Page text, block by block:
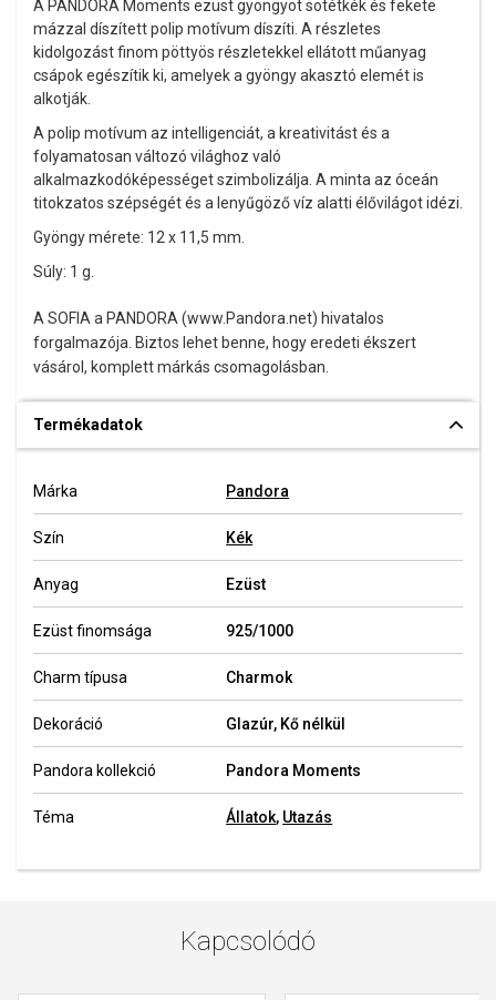
A PANDORA Moments ezüst gyöngyöt sötétkék és fekete
mázzal díszített polip motívum díszíti. A részletes
kidolgozást finom pöttyös részletekkel ellátott műanyag
csápok egészítik ki, amelyek a gyöngy akasztó elemét is
alkotják.
A polip motívum az intelligenciát, a kreativitást és a
folyamatosan változó világhoz való
alkalmazkodóképességet szimbolizálja. A minta az óceán
titokzatos szépségét és a lenyűgöző víz alatti élővilágot idézi.
Gyöngy mérete: 12 x 11,5 mm.
Súly: 1 g.
A SOFIA a PANDORA (www.Pandora.net) hivatalos
forgalmazója. Biztos lehet benne, hogy eredeti ékszert
vásárol, komplett márkás csomagolásban.
Termékadatok
Márka Pandora
Szín Kék
Anyag Ezüst
Ezüst finomsága 925/1000
Charm típusa Charmok
Dekoráció Glazúr, Kő nélkül
Pandora kollekció Pandora Moments
Téma Állatok, Utazás
Kapcsolódó